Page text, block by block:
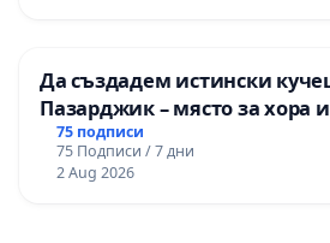
Да създадем истински
Пазарджик – място за хора
любимци
75 подписи
75 Подписи / 7 дни
2 Aug 2026